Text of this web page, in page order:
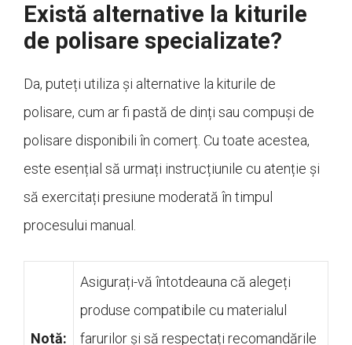
Există alternative la kiturile
de polisare specializate?
Da, puteți utiliza și alternative la kiturile de
polisare, cum ar fi pastă de dinți sau compuși de
polisare disponibili în comerț. Cu toate acestea,
este esențial să urmați instrucțiunile cu atenție și
să exercitați presiune moderată în timpul
procesului manual.
Notă:
Asigurați-vă întotdeauna că alegeți
produse compatibile cu materialul
farurilor și să respectați recomandările